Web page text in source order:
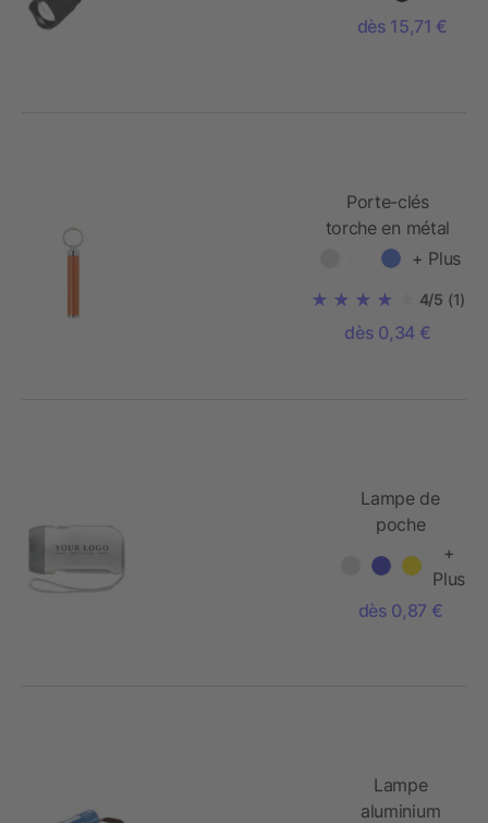
rechargeable
Mears de
dès 15,71 €
Porte-clés
torche en métal
+ Plus
4/5 (1)
dès 0,34 €
Lampe de
poche
+
Plus
dès 0,87 €
Lampe
aluminium